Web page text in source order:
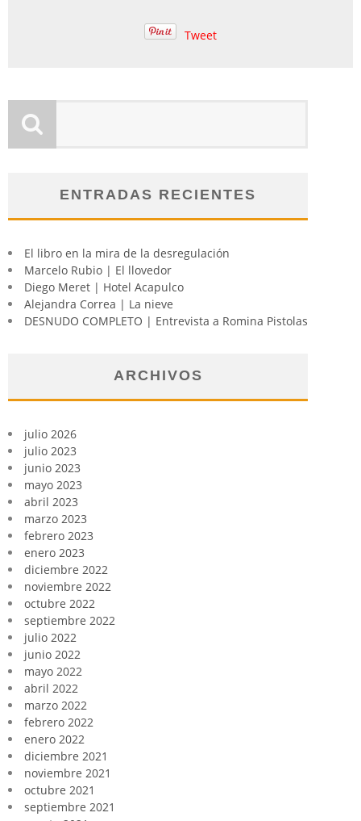
Tweet
ENTRADAS RECIENTES
El libro en la mira de la desregulación
Marcelo Rubio | El llovedor
Diego Meret | Hotel Acapulco
Alejandra Correa | La nieve
DESNUDO COMPLETO | Entrevista a Romina Pistolas
ARCHIVOS
julio 2026
julio 2023
junio 2023
mayo 2023
abril 2023
marzo 2023
febrero 2023
enero 2023
diciembre 2022
noviembre 2022
octubre 2022
septiembre 2022
julio 2022
junio 2022
mayo 2022
abril 2022
marzo 2022
febrero 2022
enero 2022
diciembre 2021
noviembre 2021
octubre 2021
septiembre 2021